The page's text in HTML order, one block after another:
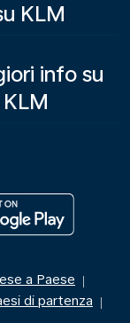
KLM
info su
KLM
a Paese |
di partenza |